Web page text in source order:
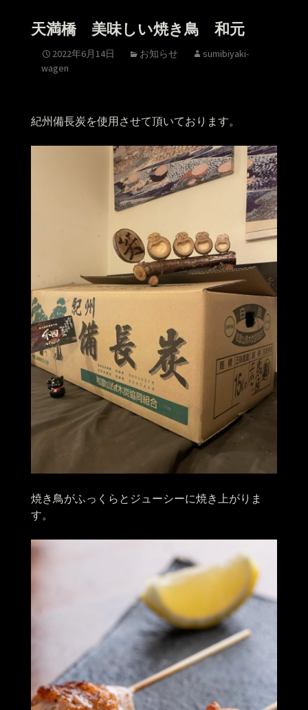
天満橋 美味しい焼き鳥 和元
2022年6月14日 お知らせ
sumibiyaki-
wagen
紀州備長炭を使用させて頂いております。
焼き鳥がふっくらとジューシーに焼き上がりま
す。